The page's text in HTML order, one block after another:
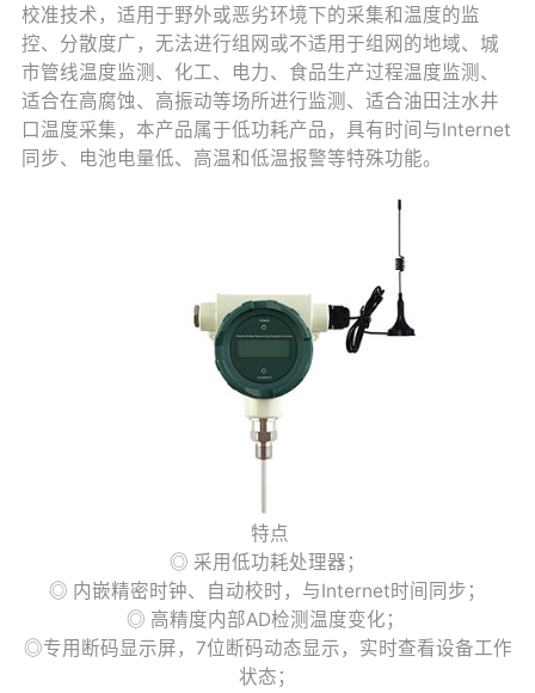
校准技术，适用于野外或恶劣环境下的采集和温度的监
控、分散度广，无法进行组网或不适用于组网的地域、城
市管线温度监测、化工、电力、食品生产过程温度监测、
适合在高腐蚀、高振动等场所进行监测、适合油田注水井
口温度采集，本产品属于低功耗产品，具有时间与Internet
同步、电池电量低、高温和低温报警等特殊功能。
特点
◎ 采用低功耗处理器；
◎ 内嵌精密时钟、自动校时，与Internet时间同步；
◎ 高精度内部AD检测温度变化；
◎专用断码显示屏，7位断码动态显示，实时查看设备工作
状态；